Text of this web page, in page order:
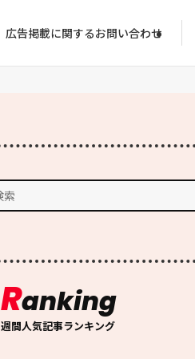
広告掲載に関するお問い合わせ
Ranking
週間人気記事ランキング